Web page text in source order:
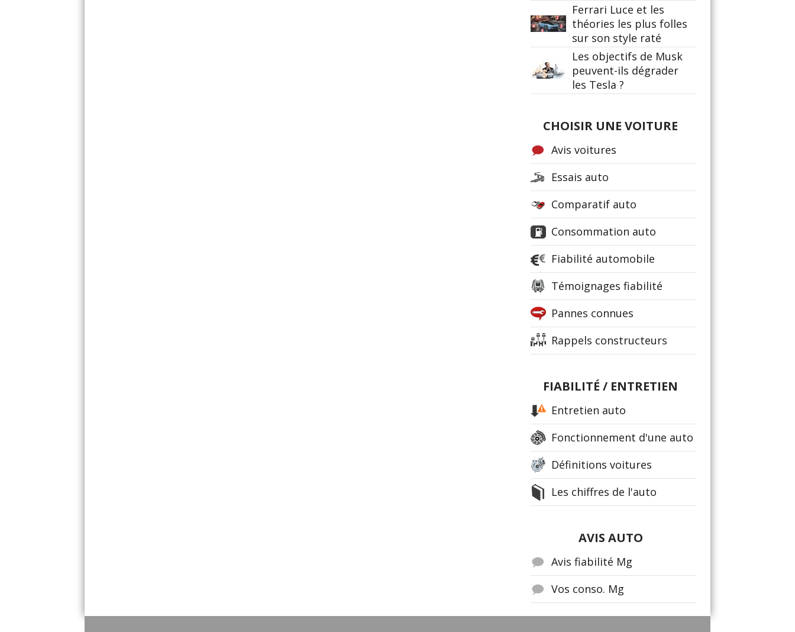
Ferrari Luce et les
théories les plus folles
sur son style raté
Les objectifs de Musk
peuvent-ils dégrader
les Tesla ?
CHOISIR UNE VOITURE
Avis voitures
Essais auto
Comparatif auto
Consommation auto
Fiabilité automobile
Témoignages fiabilité
Pannes connues
Rappels constructeurs
FIABILITÉ / ENTRETIEN
Entretien auto
Fonctionnement d'une auto
Définitions voitures
Les chiffres de l'auto
AVIS AUTO
Avis fiabilité Mg
Vos conso. Mg